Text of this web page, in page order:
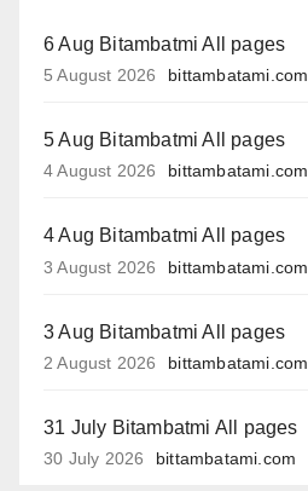
6 Aug Bitambatmi All pages
5 August 2026 bittambatami.com
5 Aug Bitambatmi All pages
4 August 2026 bittambatami.com
4 Aug Bitambatmi All pages
3 August 2026 bittambatami.com
3 Aug Bitambatmi All pages
2 August 2026 bittambatami.com
31 July Bitambatmi All pages
30 July 2026 bittambatami.com